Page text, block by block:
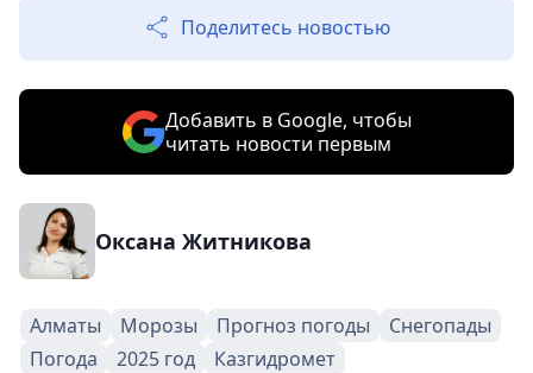
Поделитесь новостью
Добавить в Google, чтобы
читать новости первым
Оксана Житникова
Алматы Морозы Прогноз погоды
Снегопады
Погода
2025 год Казгидромет